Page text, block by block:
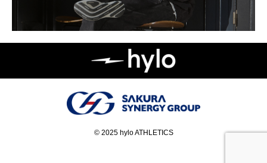
© 2025 hylo ATHLETICS